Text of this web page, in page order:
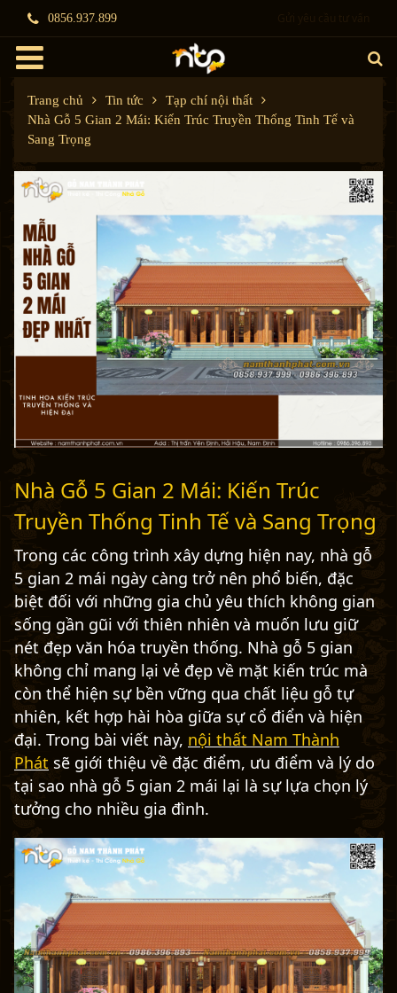
0856.937.899
Trang chủ Tin tức
Tạp chí nội thất
Nhà Gỗ 5 Gian 2 Mái: Kiến Trúc Truyền Thống Tinh Tế và
Sang Trọng
Nhà Gỗ 5 Gian 2 Mái: Kiến Trúc
Truyền Thống Tinh Tế và Sang Trọng
Trong các công trình xây dựng hiện nay, nhà gỗ
5 gian 2 mái ngày càng trở nên phổ biến, đặc
biệt đối với những gia chủ yêu thích không gian
sống gần gũi với thiên nhiên và muốn lưu giữ
nét đẹp văn hóa truyền thống. Nhà gỗ 5 gian
không chỉ mang lại vẻ đẹp về mặt kiến trúc mà
còn thể hiện sự bền vững qua chất liệu gỗ tự
nhiên, kết hợp hài hòa giữa sự cổ điển và hiện
đại. Trong bài viết này, nội thất Nam Thành
Phát sẽ giới thiệu về đặc điểm, ưu điểm và lý do
tại sao nhà gỗ 5 gian 2 mái lại là sự lựa chọn lý
tưởng cho nhiều gia đình.